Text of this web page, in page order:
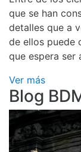
que se han
detalles que a
de ellos puede
que espera ser
Ver más
Blog